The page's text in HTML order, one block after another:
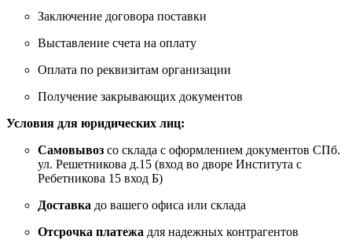
Заключение договора поставки
Выставление счета на оплату
Оплата по реквизитам организации
Получение закрывающих документов
Условия для юридических лиц:
Самовывоз со склада с оформлением документов СПб.
ул. Решетникова д.15 (вход во дворе Института с
Ребетникова 15 вход Б)
Доставка до вашего офиса или склада
Отсрочка платежа для надежных контрагентов